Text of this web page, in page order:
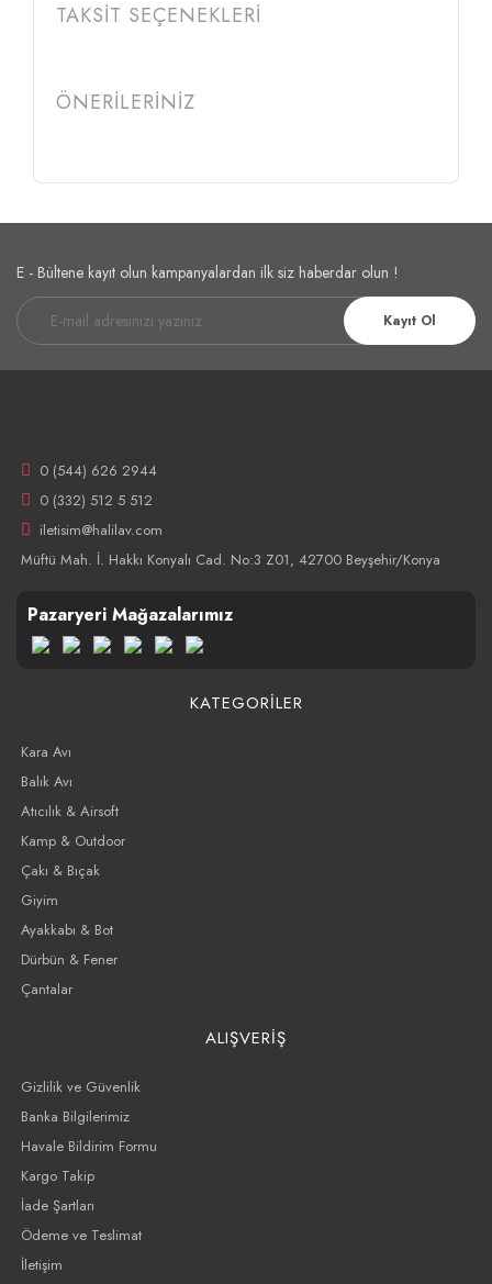
TAKSİT SEÇENEKLERİ
ÖNERİLERİNİZ
E - Bültene kayıt olun kampanyalardan ilk siz haberdar olun !
Kayıt Ol
0 (544) 626 2944
0 (332) 512 5 512
iletisim@halilav.com
Müftü Mah. İ. Hakkı Konyalı Cad. No:3 Z01, 42700 Beyşehir/Konya
Pazaryeri Mağazalarımız
KATEGORİLER
Kara Avı
Balık Avı
Atıcılık & Airsoft
Kamp & Outdoor
Çakı & Bıçak
Giyim
Ayakkabı & Bot
Dürbün & Fener
Çantalar
ALIŞVERİŞ
Gizlilik ve Güvenlik
Banka Bilgilerimiz
Havale Bildirim Formu
Kargo Takip
İade Şartları
Ödeme ve Teslimat
İletişim